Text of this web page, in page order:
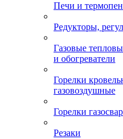
Печи и
Редукторы,
Газовые
и обогреватели
Горелки
газовоздушные
Горелки
Резаки